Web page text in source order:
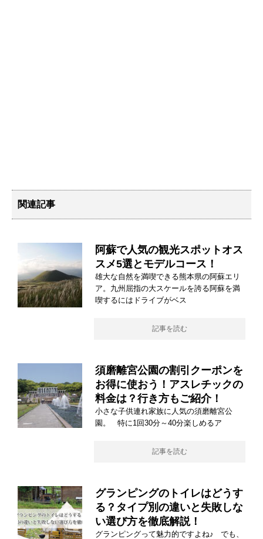
関連記事
阿蘇で人気の観光スポットオス
スメ5選とモデルコース！
雄大な自然を満喫できる熊本県の阿蘇エリ
ア。九州屈指の大スケールを誇る阿蘇を満
喫するにはドライブがベス
記事を読む
須磨離宮公園の割引クーポンを
お得に使おう！アスレチックの
料金は？行き方もご紹介！
小さな子供連れ家族に人気の須磨離宮公
園。 特に1回30分～40分楽しめるア
記事を読む
グランピングのトイレはどうす
る？タイプ別の違いと失敗しな
い選び方を徹底解説！
グランピングって魅力的ですよね♪ でも、